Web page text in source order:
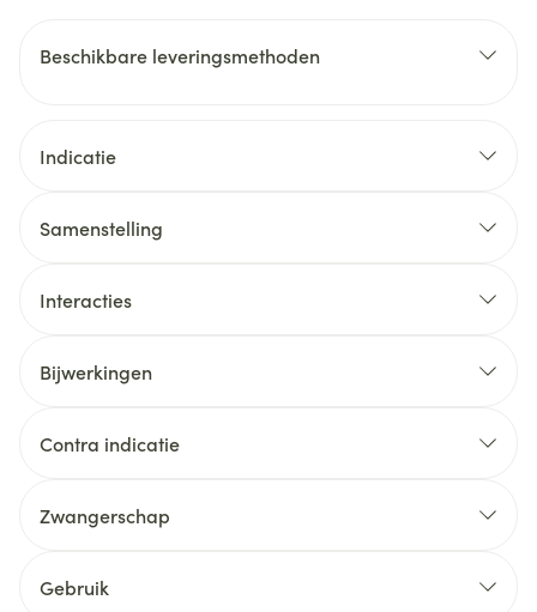
Beschikbare leveringsmethoden
Indicatie
Samenstelling
Interacties
Bijwerkingen
Contra indicatie
Zwangerschap
Gebruik